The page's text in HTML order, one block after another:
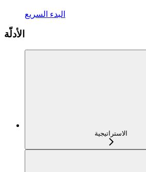
البدء السريع
الأدلّة
الاستراتيجية